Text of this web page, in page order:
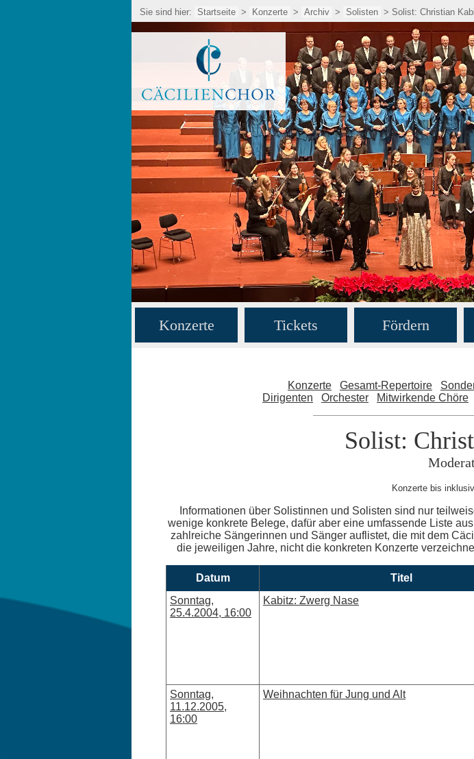
Sie sind hier: Startseite > Konzerte > Archiv > Solisten > Solist: Christian
Konzerte Tickets Fördern
Konzerte Gesamt-Repertoire
Dirigenten
Orchester Mitwirkende Chöre
Solist:
Konzerte bis
Informationen über Solistinnen und Solisten sind nur
wenige konkrete Belege, dafür aber eine umfassende Liste
zahlreiche Sängerinnen und Sänger auflistet, die mit dem
die jeweiligen Jahre, nicht die konkreten Konzerte
Datum Titel
Sonntag,
25.4.2004, 16:00
Kabitz: Zwerg Nase
Sonntag,
11.12.2005,
16:00
Weihnachten für Jung und Alt